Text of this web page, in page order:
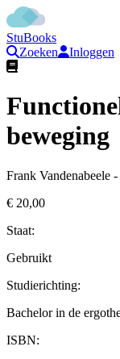
StuBooks
Zoeken
Inloggen
beweging
Frank Vandenabeele
€ 20,00
Staat:
Gebruikt
Studierichting:
Bachelor in de
ISBN: